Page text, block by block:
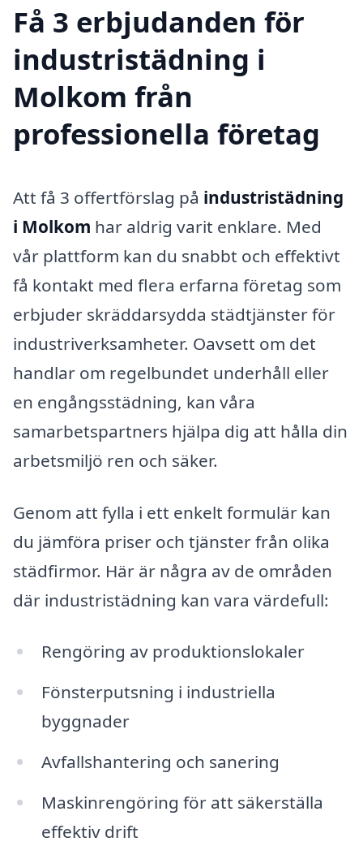
Få 3 erbjudanden för
industristädning i
Molkom från
professionella företag
Att få 3 offertförslag på industristädning
i Molkom har aldrig varit enklare. Med
vår plattform kan du snabbt och effektivt
få kontakt med flera erfarna företag som
erbjuder skräddarsydda städtjänster för
industriverksamheter. Oavsett om det
handlar om regelbundet underhåll eller
en engångsstädning, kan våra
samarbetspartners hjälpa dig att hålla din
arbetsmiljö ren och säker.
Genom att fylla i ett enkelt formulär kan
du jämföra priser och tjänster från olika
städfirmor. Här är några av de områden
där industristädning kan vara värdefull:
Rengöring av produktionslokaler
Fönsterputsning i industriella
byggnader
Avfallshantering och sanering
Maskinrengöring för att säkerställa
effektiv drift